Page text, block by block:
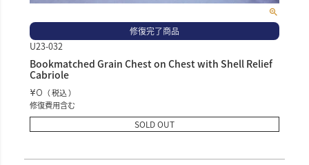
修復完了商品
U23-032
Bookmatched Grain Chest on Chest with Shell Relief
Cabriole
¥0
税込
修復費用含む
SOLD OUT